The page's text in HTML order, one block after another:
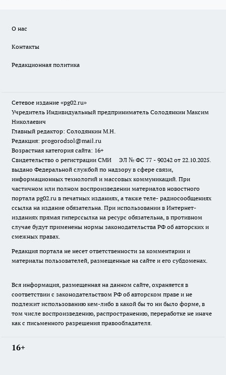
О нас
Контакты
Редакционная политика
Сетевое издание «pg02.ru»
Учредитель Индивидуальный предприниматель Солодянкин Максим
Николаевич
Главный редактор: Солодянкин М.Н.
Редакция: progorodsol@mail.ru
Возрастная категория сайта: 16+
Свидетельство о регистрации СМИ ЭЛ № ФС 77 - 90242 от 22.10.2025.
выдано Федеральной службой по надзору в сфере связи,
информационных технологий и массовых коммуникаций. При
частичном или полном воспроизведении материалов новостного
портала pg02.ru в печатных изданиях, а также теле- радиосообщениях
ссылка на издание обязательна. При использовании в Интернет-
изданиях прямая гиперссылка на ресурс обязательна, в противном
случае будут применены нормы законодательства РФ об авторских и
смежных правах.
Редакция портала не несет ответственности за комментарии и
материалы пользователей, размещенные на сайте и его субдоменах.
Вся информация, размещенная на данном сайте, охраняется в
соответствии с законодательством РФ об авторском праве и не
подлежит использованию кем-либо в какой бы то ни было форме, в
том числе воспроизведению, распространению, переработке не иначе
как с письменного разрешения правообладателя.
16+